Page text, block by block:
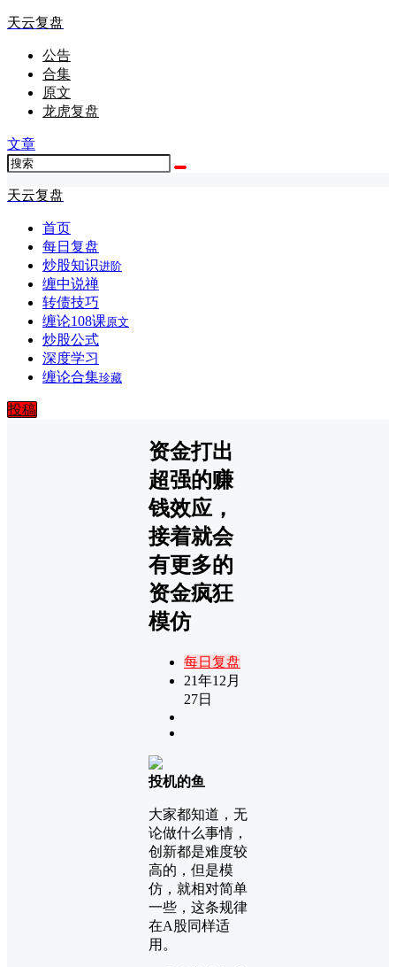
天云复盘
公告
合集
原文
龙虎复盘
文章
天云复盘
首页
每日复盘
炒股知识进阶
缠中说禅
转债技巧
缠论108课原文
炒股公式
深度学习
缠论合集珍藏
投稿
资金打出
超强的赚
钱效应，
接着就会
有更多的
资金疯狂
模仿
每日复盘
21年12月
27日
投机的鱼
大家都知道，无
论做什么事情，
创新都是难度较
高的，但是模
仿，就相对简单
一些，这条规律
在A股同样适
用。